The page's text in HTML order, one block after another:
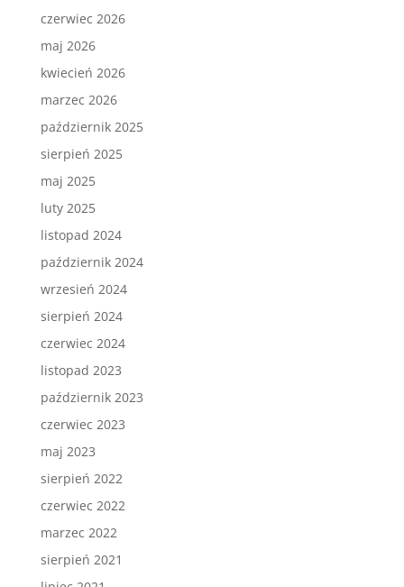
czerwiec 2026
maj 2026
kwiecień 2026
marzec 2026
październik 2025
sierpień 2025
maj 2025
luty 2025
listopad 2024
październik 2024
wrzesień 2024
sierpień 2024
czerwiec 2024
listopad 2023
październik 2023
czerwiec 2023
maj 2023
sierpień 2022
czerwiec 2022
marzec 2022
sierpień 2021